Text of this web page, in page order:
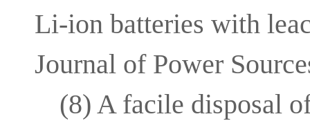
Li-ion batteries with
Journal of Power
(8) A facile disposal